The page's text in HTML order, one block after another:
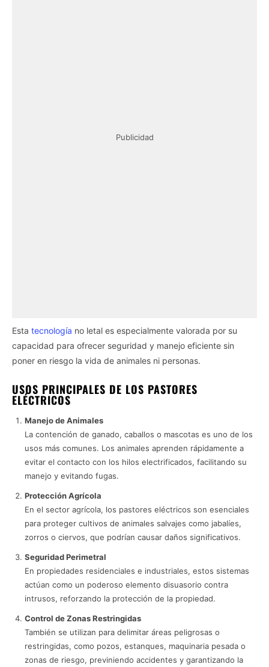
Publicidad
Esta tecnología no letal es especialmente valorada por su
capacidad para ofrecer seguridad y manejo eficiente sin
poner en riesgo la vida de animales ni personas.
USOS PRINCIPALES DE LOS PASTORES
ELÉCTRICOS
Manejo de Animales
La contención de ganado, caballos o mascotas es uno de los
usos más comunes. Los animales aprenden rápidamente a
evitar el contacto con los hilos electrificados, facilitando su
manejo y evitando fugas.
Protección Agrícola
En el sector agrícola, los pastores eléctricos son esenciales
para proteger cultivos de animales salvajes como jabalíes,
zorros o ciervos, que podrían causar daños significativos.
Seguridad Perimetral
En propiedades residenciales e industriales, estos sistemas
actúan como un poderoso elemento disuasorio contra
intrusos, reforzando la protección de la propiedad.
Control de Zonas Restringidas
También se utilizan para delimitar áreas peligrosas o
restringidas, como pozos, estanques, maquinaria pesada o
zonas de riesgo, previniendo accidentes y garantizando la